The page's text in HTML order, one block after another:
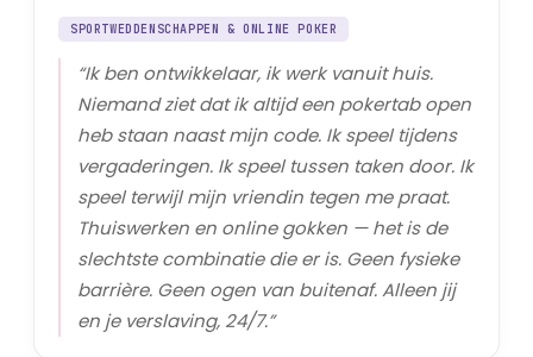
SPORTWEDDENSCHAPPEN & ONLINE POKER
“Ik ben ontwikkelaar, ik werk vanuit huis.
Niemand ziet dat ik altijd een pokertab open
heb staan naast mijn code. Ik speel tijdens
vergaderingen. Ik speel tussen taken door. Ik
speel terwijl mijn vriendin tegen me praat.
Thuiswerken en online gokken — het is de
slechtste combinatie die er is. Geen fysieke
barrière. Geen ogen van buitenaf. Alleen jij
en je verslaving, 24/7.”